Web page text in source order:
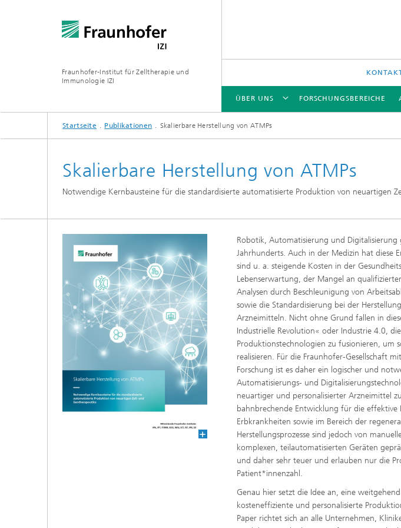
Fraunhofer-Institut für Zelltherapie und
Immunologie IZI
ÜBER UNS
ÜBER UNS
FORSCHUNGSBEREICHE
ABTEILUNGEN
Gentherapieentwicklung
Abteilung Infektionsforschung und
Diagnostik
Außenstelle Molekulare
Wirkstoffbiochemie und
Therapieentwicklung
ZENTRALE EINRICHTUNGEN
Startseite Publikationen Skalierbare Herstellung von ATMPs
Skalierbare Herstellung von ATMPs
Notwendige Kernbausteine für die standardisierte automatisierte Produktion von neuartigen
Robotik, Automatisierung und
Jahrhunderts. Auch in der Medizin hat diese
sind u. a. steigende Kosten in der
Lebenserwartung, der Mangel an
Analysen durch Beschleunigung von
sowie die Standardisierung bei der
Arzneimitteln. Nicht ohne Grund fallen in
Industrielle Revolution« oder Industrie 4.0,
Produktionstechnologien zu fusionieren, um
realisieren. Für die Fraunhofer-Gesellschaft
Forschung ist es daher ein logischer und
Automatisierungs- und
neuartiger und personalisierter Arzneimittel
bahnbrechende Entwicklung für die
Erbkrankheiten sowie im Bereich der
Herstellungsprozesse sind jedoch von
komplexen, teilautomatisierten Geräten
und daher sehr teuer und erlauben nur die
Patient*innenzahl.
Genau hier setzt die Idee an, eine
kosteneffiziente und personalisierte
Paper richtet sich an alle Unternehmen,